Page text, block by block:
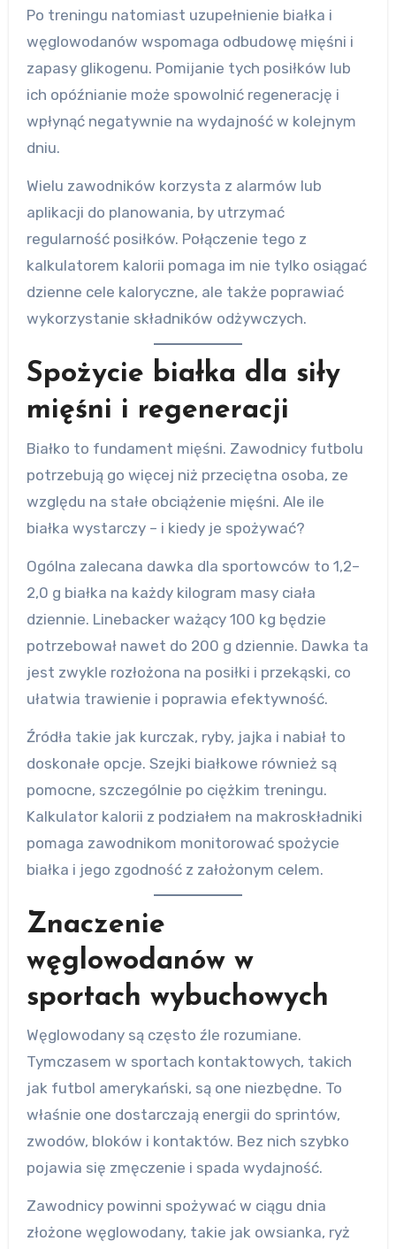
Po treningu natomiast uzupełnienie białka i
węglowodanów wspomaga odbudowę mięśni i
zapasy glikogenu. Pomijanie tych posiłków lub
ich opóźnianie może spowolnić regenerację i
wpłynąć negatywnie na wydajność w kolejnym
dniu.
Wielu zawodników korzysta z alarmów lub
aplikacji do planowania, by utrzymać
regularność posiłków. Połączenie tego z
kalkulatorem kalorii pomaga im nie tylko osiągać
dzienne cele kaloryczne, ale także poprawiać
wykorzystanie składników odżywczych.
Spożycie białka dla siły
mięśni i regeneracji
Białko to fundament mięśni. Zawodnicy futbolu
potrzebują go więcej niż przeciętna osoba, ze
względu na stałe obciążenie mięśni. Ale ile
białka wystarczy – i kiedy je spożywać?
Ogólna zalecana dawka dla sportowców to 1,2–
2,0 g białka na każdy kilogram masy ciała
dziennie. Linebacker ważący 100 kg będzie
potrzebował nawet do 200 g dziennie. Dawka ta
jest zwykle rozłożona na posiłki i przekąski, co
ułatwia trawienie i poprawia efektywność.
Źródła takie jak kurczak, ryby, jajka i nabiał to
doskonałe opcje. Szejki białkowe również są
pomocne, szczególnie po ciężkim treningu.
Kalkulator kalorii z podziałem na makroskładniki
pomaga zawodnikom monitorować spożycie
białka i jego zgodność z założonym celem.
Znaczenie
węglowodanów w
sportach wybuchowych
Węglowodany są często źle rozumiane.
Tymczasem w sportach kontaktowych, takich
jak futbol amerykański, są one niezbędne. To
właśnie one dostarczają energii do sprintów,
zwodów, bloków i kontaktów. Bez nich szybko
pojawia się zmęczenie i spada wydajność.
Zawodnicy powinni spożywać w ciągu dnia
złożone węglowodany, takie jak owsianka, ryż